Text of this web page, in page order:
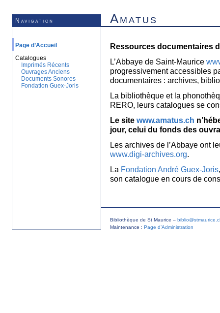
Navigation Amatus
Page d’Accueil
Catalogues
Imprimés Récents
Ouvrages Anciens
Documents Sonores
Fondation Guex-Joris
Ressources documentaires
L’Abbaye de Saint-Maurice
progressivement accessibles
documentaires : archives,
La bibliothèque et la
RERO, leurs catalogues se
Le site www.amatus.ch
jour, celui du fonds des
Les archives de l’Abbaye ont
www.digi-archives.org.
La Fondation André Guex-Joris
son catalogue en cours de
Bibliothèque de St Maurice –
Maintenance : Page d’Administration